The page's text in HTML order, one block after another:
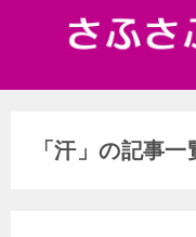
「汗」の記事一